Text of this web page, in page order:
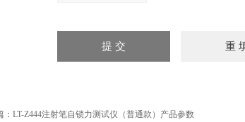
： LT-Z444注射笔自锁力测试仪（普通款）产品参数